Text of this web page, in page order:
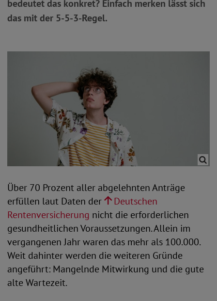
bedeutet das konkret? Einfach merken lässt sich
das mit der 5-5-3-Regel.
Über 70 Prozent aller abgelehnten Anträge
erfüllen laut Daten der
Deutschen
Rentenversicherung nicht die erforderlichen
gesundheitlichen Voraussetzungen. Allein im
vergangenen Jahr waren das mehr als 100.000.
Weit dahinter werden die weiteren Gründe
angeführt: Mangelnde Mitwirkung und die gute
alte Wartezeit.